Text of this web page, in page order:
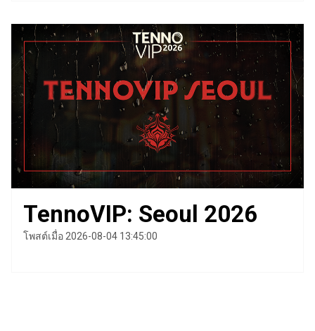
TennoVIP: Seoul 2026
โพสต์เมื่อ 2026-08-04 13:45:00